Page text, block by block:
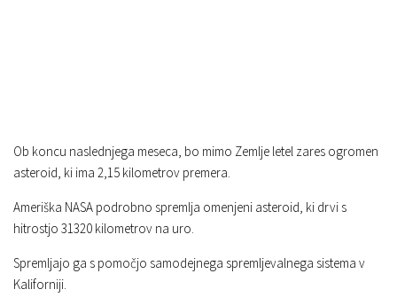
Ob koncu naslednjega meseca, bo mimo Zemlje letel zares ogromen
asteroid, ki ima 2,15 kilometrov premera.
Ameriška NASA podrobno spremlja omenjeni asteroid, ki drvi s
hitrostjo 31320 kilometrov na uro.
Spremljajo ga s pomočjo samodejnega spremljevalnega sistema v
Kaliforniji.